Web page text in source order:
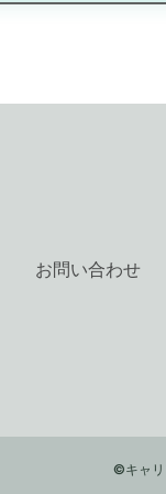
お問い合わせ
©キャ